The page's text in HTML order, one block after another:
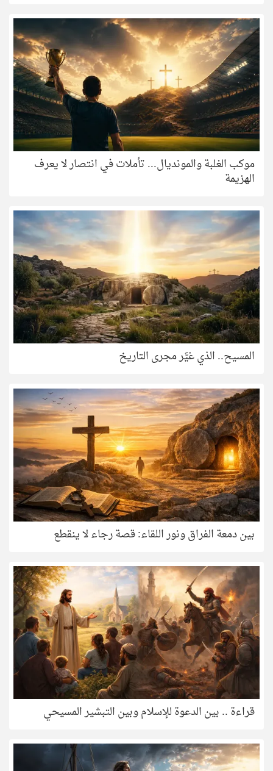
موكب الغلبة والمونديال... تأملات في انتصار لا يعرف
الهزيمة
المسيح.. الذي غيَّر مجرى التاريخ
بين دمعة الفراق ونور اللقاء: قصة رجاء لا ينقطع
قراءة .. بين الدعوة للإسلام وبين التبشير المسيحي